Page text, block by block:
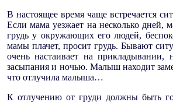
В настоящее время чаще встречается
Если мама уезжает на несколько дней,
грудь у окружающих его людей,
мамы плачет, просит грудь. Бывают
очень настаивает на
засыпания и ночью. Малыш находит
что отлучила малыша…
К отлучению от груди должны быть